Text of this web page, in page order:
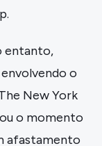
entanto,
o
New York
o momento
afastamento